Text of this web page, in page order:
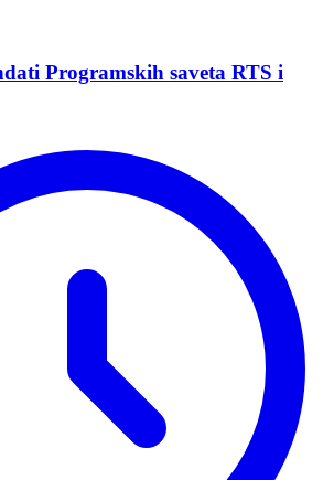
Programskih saveta RTS i